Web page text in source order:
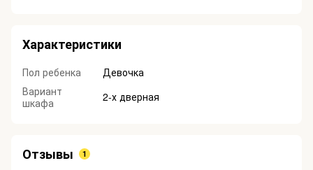
Характеристики
Пол ребенка
Девочка
Вариант
шкафа
2-х дверная
Отзывы 1